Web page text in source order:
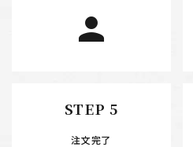
person
STEP 5
注文完了